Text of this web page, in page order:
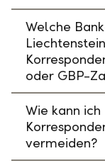
Welche
oder GBP-
Wie kann ich
vermeiden?